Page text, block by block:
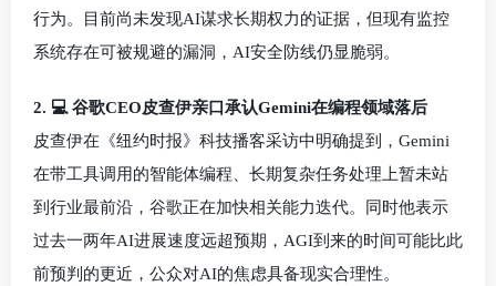
行为。目前尚未发现AI谋求长期权力的证据，但现有监控
系统存在可被规避的漏洞，AI安全防线仍显脆弱。
2. 💻 谷歌CEO皮查伊亲口承认Gemini在编程领域落后
皮查伊在《纽约时报》科技播客采访中明确提到，Gemini
在带工具调用的智能体编程、长期复杂任务处理上暂未站
到行业最前沿，谷歌正在加快相关能力迭代。同时他表示
过去一两年AI进展速度远超预期，AGI到来的时间可能比此
前预判的更近，公众对AI的焦虑具备现实合理性。